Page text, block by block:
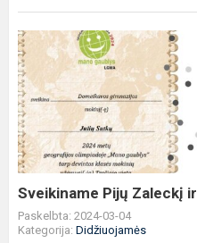
Sveikiname
Pijų
Zaleckį
ir
Julių
Sutkų!
Sveikiname Pijų Zaleckį
Paskelbta: 2024-03-04
Kategorija: Didžiuojamės